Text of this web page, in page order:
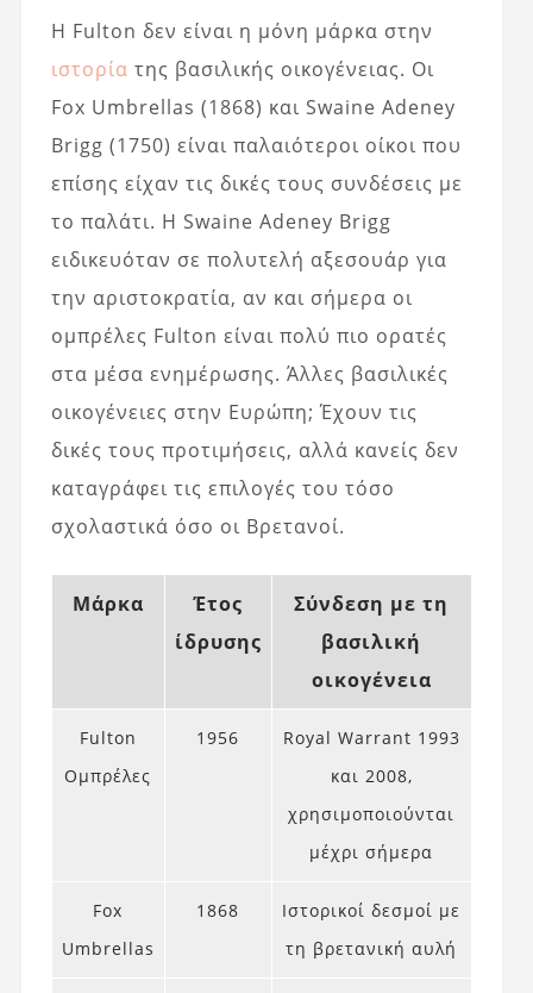
Η Fulton δεν είναι η μόνη μάρκα στην
ιστορία της βασιλικής οικογένειας. Οι
Fox Umbrellas (1868) και Swaine Adeney
Brigg (1750) είναι παλαιότεροι οίκοι που
επίσης είχαν τις δικές τους συνδέσεις με
το παλάτι. Η Swaine Adeney Brigg
ειδικευόταν σε πολυτελή αξεσουάρ για
την αριστοκρατία, αν και σήμερα οι
ομπρέλες Fulton είναι πολύ πιο ορατές
στα μέσα ενημέρωσης. Άλλες βασιλικές
οικογένειες στην Ευρώπη; Έχουν τις
δικές τους προτιμήσεις, αλλά κανείς δεν
καταγράφει τις επιλογές του τόσο
σχολαστικά όσο οι Βρετανοί.
Μάρκα
Έτος
ίδρυσης
Σύνδεση με τη
βασιλική
οικογένεια
Fulton
Ομπρέλες
1956
Royal Warrant 1993
και 2008,
χρησιμοποιούνται
μέχρι σήμερα
Fox
Umbrellas
1868
Ιστορικοί δεσμοί με
τη βρετανική αυλή